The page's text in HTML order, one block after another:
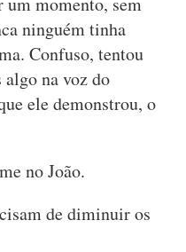
ninguém tinha
Confuso, tentou
na voz do
ele demonstrou, o
no João.
de diminuir os